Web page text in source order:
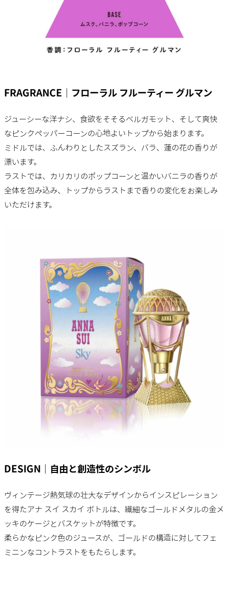
FRAGRANCE｜フローラル フルーティー グルマン
ジューシーな洋ナシ、食欲をそそるベルガモット、そして爽快
なピンクペッパーコーンの心地よいトップから始まります。
ミドルでは、ふんわりとしたスズラン、バラ、蓮の花の香りが
漂います。
ラストでは、カリカリのポップコーンと温かいバニラの香りが
全体を包み込み、トップからラストまで香りの変化をお楽しみ
いただけます。
DESIGN｜自由と創造性のシンボル
ヴィンテージ熱気球の壮大なデザインからインスピレーション
を得たアナ スイ スカイ ボトルは、繊細なゴールドメタルの金メ
ッキのケージとバスケットが特徴です。
柔らかなピンク色のジュースが、ゴールドの構造に対してフェ
ミニンなコントラストをもたらします。